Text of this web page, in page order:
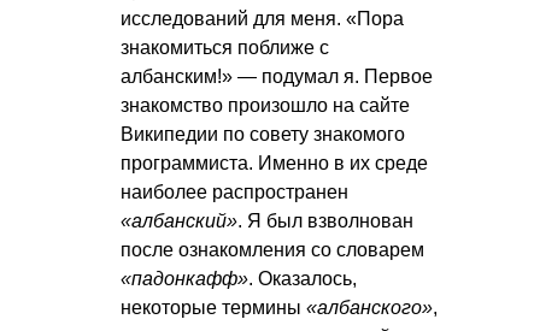
исследований для меня. «Пора
знакомиться поближе с
албанским!» — подумал я. Первое
знакомство произошло на сайте
Википедии по совету знакомого
программиста. Именно в их среде
наиболее распространен
«албанский». Я был взволнован
после ознакомления со словарем
«падонкафф». Оказалось,
некоторые термины «албанского»,